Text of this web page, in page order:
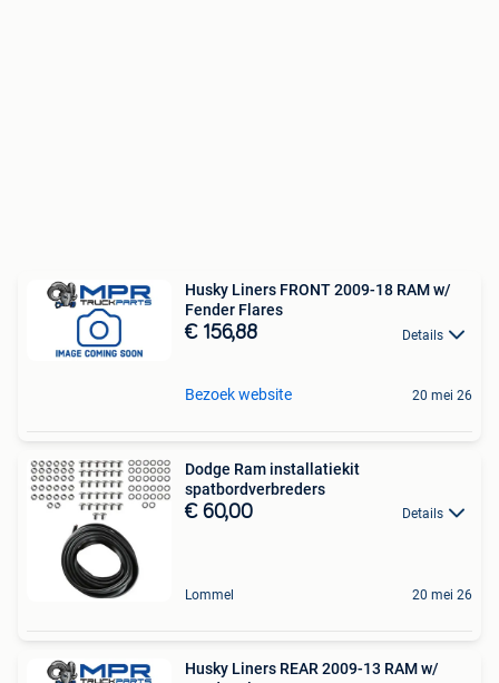
Husky Liners FRONT 2009-18 RAM w/
Fender Flares
€ 156,88 Details
Bezoek website 20 mei 26
Dodge Ram installatiekit
spatbordverbreders
€ 60,00 Details
Lommel 20 mei 26
Husky Liners REAR 2009-13 RAM w/